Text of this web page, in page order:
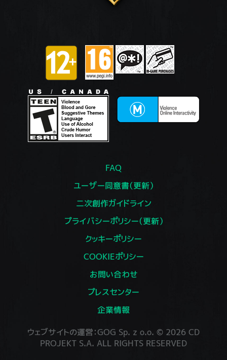
FAQ
ユーザー同意書（更新）
二次創作ガイドライン
プライバシーポリシー（更新）
クッキーポリシー
COOKIEポリシー
お問い合わせ
プレスセンター
企業情報
ウェブサイトの運営：GOG Sp. z o.o. © 2026 CD
PROJEKT S.A. ALL RIGHTS RESERVED